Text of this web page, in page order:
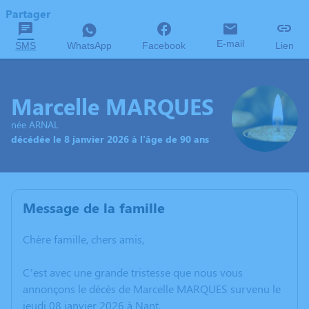
Partager
SMS WhatsApp Facebook E-mail Lien
Marcelle MARQUES
née ARNAL
décédée le 8 janvier 2026 à l'âge de 90 ans
Message de la famille
Chère famille, chers amis,
C’est avec une grande tristesse que nous vous
annonçons le décès de Marcelle MARQUES survenu le
jeudi 08 janvier 2026 à Nant.